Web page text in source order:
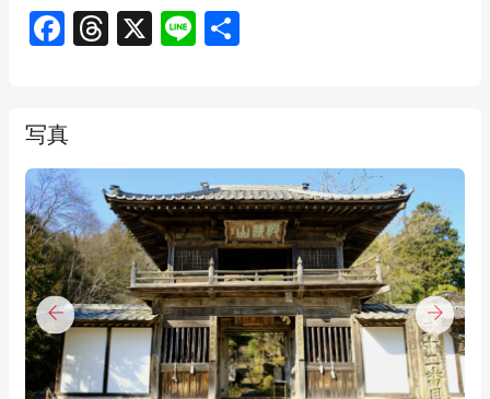
Facebook
Threads
X Line
写真